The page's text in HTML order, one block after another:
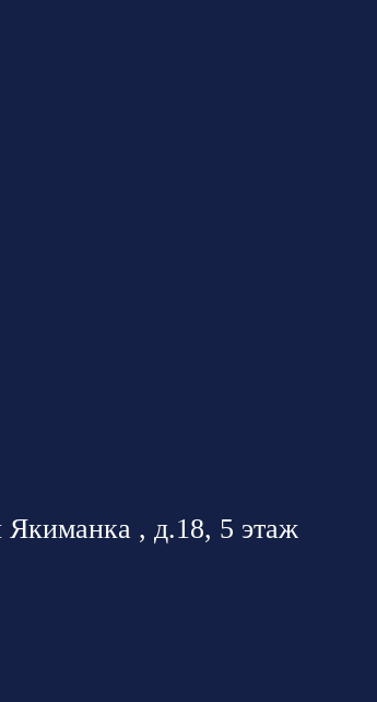
Якиманка , д.18, 5 этаж